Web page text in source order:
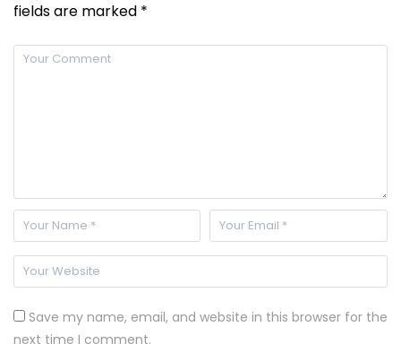
fields are marked *
Save my name, email, and website in this browser for the
next time I comment.